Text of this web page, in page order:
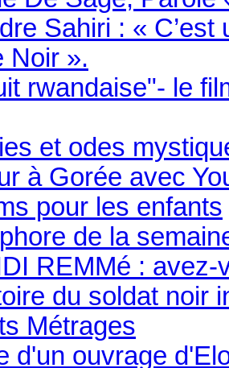
Sahiri : « C’est
Noir ».
rwandaise"- le
et odes
à Gorée avec
pour les enfants
de la
REMMé : avez-
du soldat noir
Métrages
d'un ouvrage